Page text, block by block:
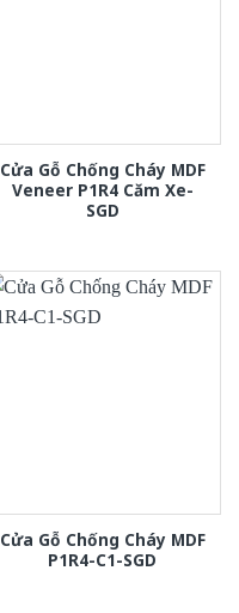
Cửa Gỗ Chống Cháy MDF
Veneer P1R4 Căm Xe-
SGD
Cửa Gỗ Chống Cháy MDF
P1R4-C1-SGD